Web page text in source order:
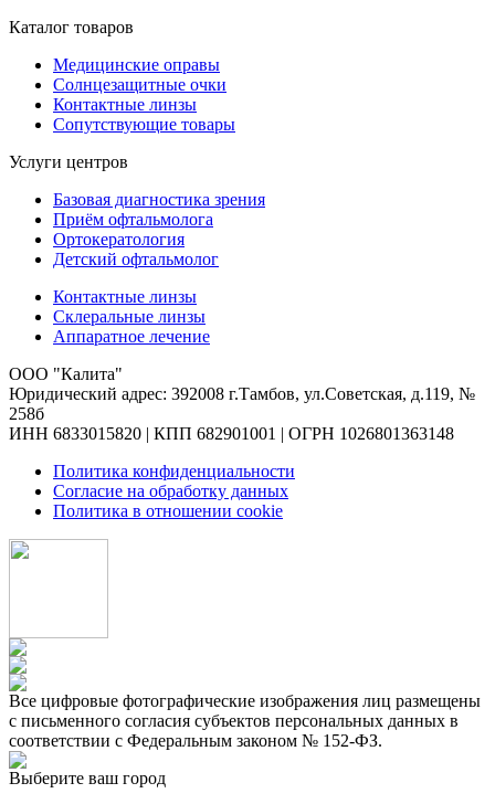
Каталог товаров
Медицинские оправы
Солнцезащитные очки
Контактные линзы
Сопутствующие товары
Услуги центров
Базовая диагностика зрения
Приём офтальмолога
Ортокератология
Детский офтальмолог
Контактные линзы
Склеральные линзы
Аппаратное лечение
ООО "Калита"
Юридический адрес: 392008 г.Тамбов, ул.Советская, д.119, №
258б
ИНН 6833015820 | КПП 682901001 | ОГРН 1026801363148
Политика конфиденциальности
Согласие на обработку данных
Политика в отношении cookie
Все цифровые фотографические изображения лиц размещены
с письменного согласия субъектов персональных данных в
соответствии с Федеральным законом № 152-ФЗ.
Выберите ваш город